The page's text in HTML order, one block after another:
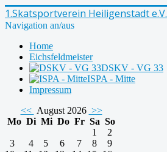
1.Skatsportverein Heiligenstadt e.V.
Navigation an/aus
Home
Eichsfeldmeister
DSKV - VG 33
ISPA - Mitte
Impressum
<< August 2026 >>
Mo Di Mi Do Fr Sa So
1
2
3
4 5 6 7 8
9